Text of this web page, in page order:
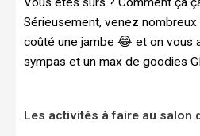
Sérieusement, venez nombreux
coûté une jambe 😂 et on vous
sympas et un max de goodies
Les activités à faire au salon